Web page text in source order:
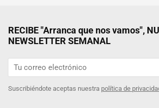
RECIBE "Arranca que nos vamos",
NEWSLETTER SEMANAL
Suscribiéndote aceptas nuestra política de